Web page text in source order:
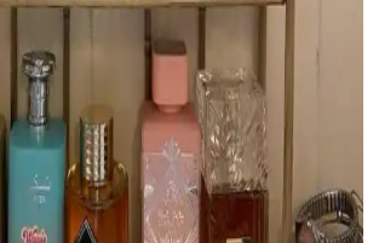
özel bir yere sahiptir. Orijinal şişeleri
farklı versiyonları geniş koku seçenekleri
Parfüm Kullanımı: Kişisel Terapi
Etkileri
kullanımı, kişisel terapi ve rahatlama sağlar.
artırabilir, kişisel mutluluğu destekler ve
mümkün kılar.